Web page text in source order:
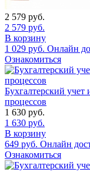
2 579 руб.
2 579 руб.
В корзину
1 029 руб. Онлайн
Ознакомиться
Бухгалтерский учет
процессов
1 630 руб.
1 630 руб.
В корзину
649 руб. Онлайн
Ознакомиться